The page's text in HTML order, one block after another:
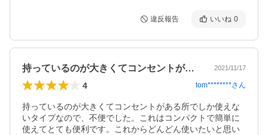
違反報告 いいね 0
持っているのが大きくてコンセントがある… 2021/11/17
4 tom********さん
持っているのが大きくてコンセントがある所でしか使えな
いタイプなので、不便でした。これはコンパクトで簡単に
使えてとても便利です。これからどんどん使いたいと思い